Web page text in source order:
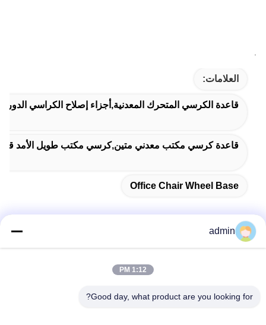
العلامات:
قاعدة الكرسي المتحرك المعدنية,أجزاء إصلاح الكراسي
قاعدة كرسي مكتب معدني متين,كرسي مكتب طويل الأمد
Office Chair Wheel Base
admin
1:12 PM
Good day, what product are you looking for?